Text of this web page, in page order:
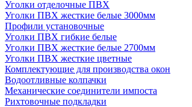
Уголки отделочные ПВХ
Уголки ПВХ жесткие белые 3000мм
Профили установочные
Уголки ПВХ гибкие белые
Уголки ПВХ жесткие белые 2700мм
Уголки ПВХ жесткие цветные
Комплектующие для производства окон
Водоотливные колпачки
Механические соединители импоста
Рихтовочные подкладки